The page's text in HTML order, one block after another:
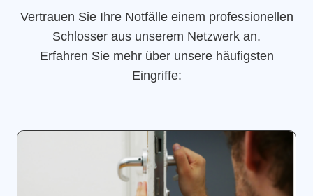
Vertrauen Sie Ihre Notfälle einem professionellen
Schlosser aus unserem Netzwerk an.
Erfahren Sie mehr über unsere häufigsten
Eingriffe: